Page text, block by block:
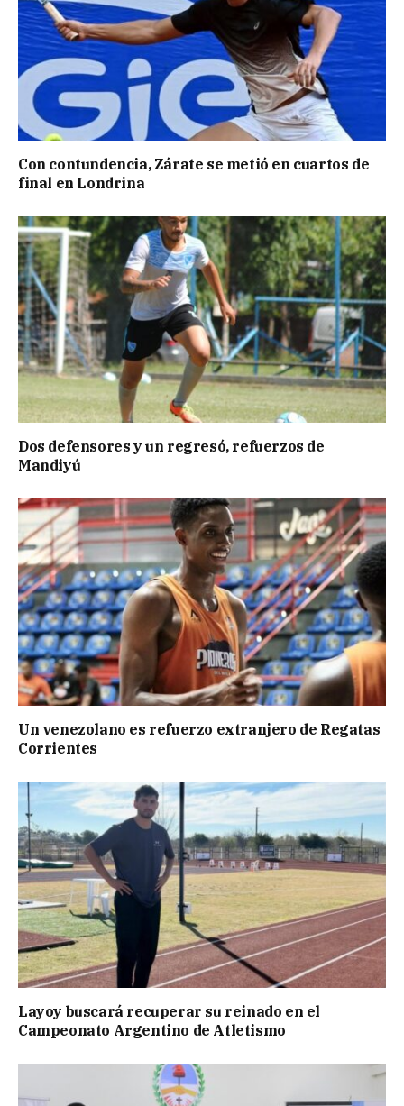
Con contundencia, Zárate se metió en cuartos de
final en Londrina
Dos defensores y un regresó, refuerzos de
Mandiyú
Un venezolano es refuerzo extranjero de Regatas
Corrientes
Layoy buscará recuperar su reinado en el
Campeonato Argentino de Atletismo